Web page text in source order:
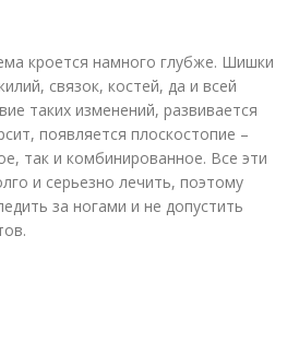
кроется намного глубже. Шишки
связок, костей, да и всей
таких изменений, развивается
появляется плоскостопие –
так и комбинированное. Все эти
и серьезно лечить, поэтому
за ногами и не допустить